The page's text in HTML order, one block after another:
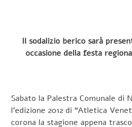
Il sodalizio berico sarà
occasione della festa
Sabato la Palestra Comunale di
l’edizione 2012 di “Atletica
corona la stagione appena